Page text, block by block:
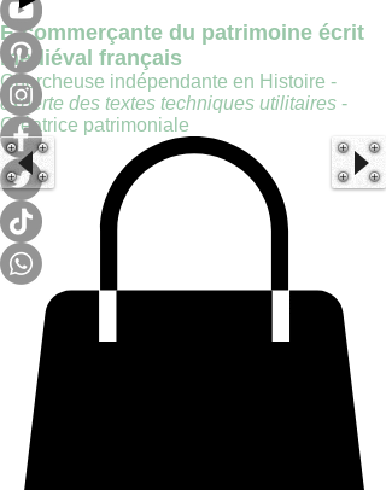
E-commerçante du patrimoine écrit
médiéval français
Chercheuse indépendante en Histoire -
experte des textes techniques utilitaires -
Créatrice patrimoniale